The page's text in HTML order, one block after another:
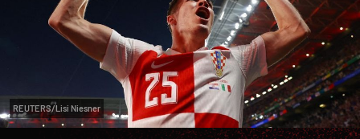
REUTERS/Lisi Niesner